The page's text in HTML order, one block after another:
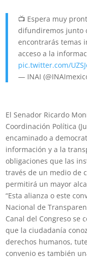
📺 Espera muy
difundiremos junto
encontrarás temas
acceso a la
pic.twitter.com/
— INAI
El Senador Ricardo
Coordinación Política
encaminado a
información y a la
obligaciones que las
través de un medio de
permitirá un mayor
“Esta alianza o este
Nacional de
Canal del Congreso se
que la ciudadanía
derechos humanos,
convenio es también